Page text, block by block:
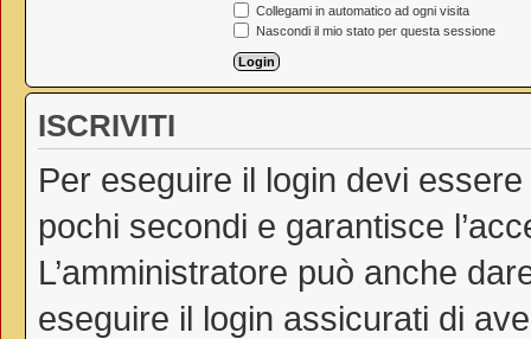
Collegami in automatico ad ogni visita
Nascondi il mio stato per questa sessione
ISCRIVITI
Per eseguire il login devi
pochi secondi e garantisce
L’amministratore può anche
eseguire il login assicurati di